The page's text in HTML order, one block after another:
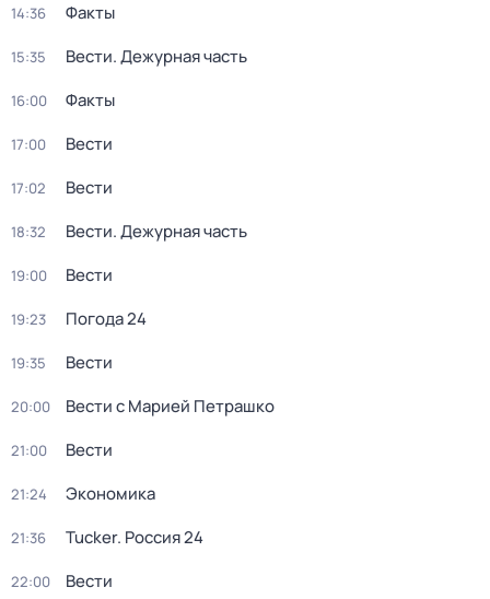
14:36 Факты
15:35 Вести. Дежурная часть
16:00 Факты
17:00 Вести
17:02 Вести
18:32 Вести. Дежурная часть
19:00 Вести
19:23 Погода 24
19:35 Вести
20:00 Вести с Марией Петрашко
21:00 Вести
21:24 Экономика
21:36 Tucker. Россия 24
22:00 Вести